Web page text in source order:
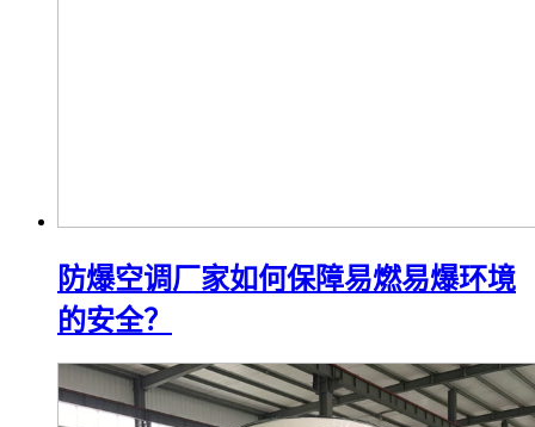
防爆空调厂家如何保障易燃易爆环境
的安全？